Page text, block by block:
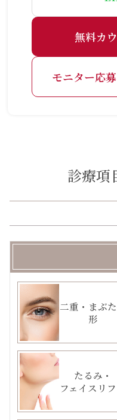
無料カ
モニター応
診療項
二重・まぶ
形
たるみ・
フェイスリ